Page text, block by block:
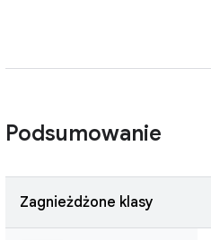
Podsumowanie
Zagnieżdżone klasy